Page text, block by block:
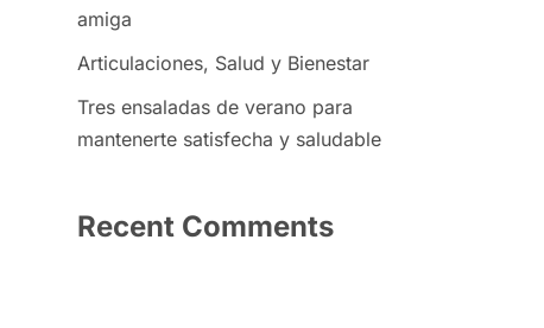
amiga
Articulaciones, Salud y Bienestar
Tres ensaladas de verano para
mantenerte satisfecha y saludable
Recent Comments